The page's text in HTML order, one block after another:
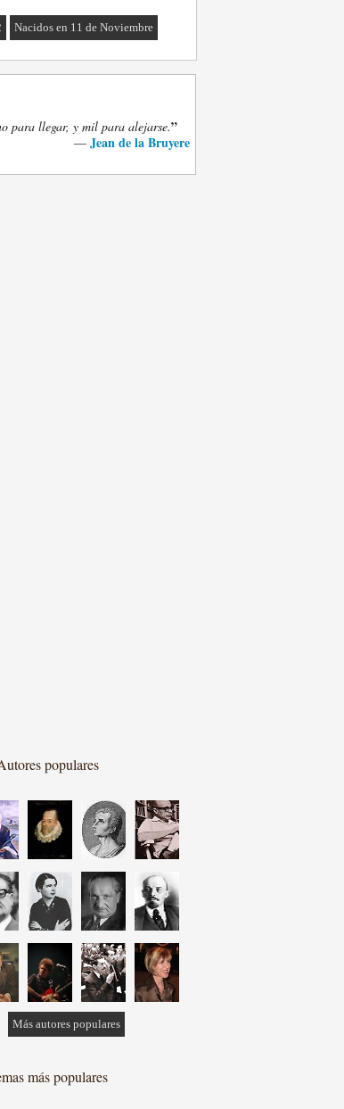
Nacidos en 11 de Noviembre
para llegar, y mil para alejarse.”
— Jean de la Bruyere
populares
Más autores populares
más populares